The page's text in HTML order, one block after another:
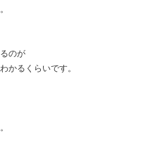
ブログに当たり来て下さ
痛み